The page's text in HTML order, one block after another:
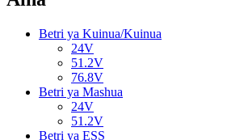
Betri ya Kuinua/Kuinua
24V
51.2V
76.8V
Betri ya Mashua
24V
51.2V
Betri ya ESS